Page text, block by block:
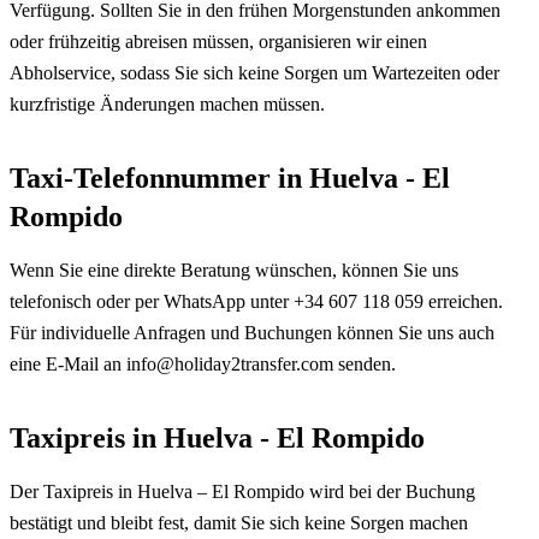
Verfügung. Sollten Sie in den frühen Morgenstunden ankommen
oder frühzeitig abreisen müssen, organisieren wir einen
Abholservice, sodass Sie sich keine Sorgen um Wartezeiten oder
kurzfristige Änderungen machen müssen.
Taxi-Telefonnummer in Huelva - El
Rompido
Wenn Sie eine direkte Beratung wünschen, können Sie uns
telefonisch oder per WhatsApp unter +34 607 118 059 erreichen.
Für individuelle Anfragen und Buchungen können Sie uns auch
eine E-Mail an info@holiday2transfer.com senden.
Taxipreis in Huelva - El Rompido
Der Taxipreis in Huelva – El Rompido wird bei der Buchung
bestätigt und bleibt fest, damit Sie sich keine Sorgen machen